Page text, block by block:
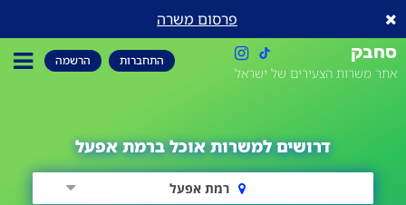
פרסום משרה
סחבק
אתר משרות הצעירים של ישראל
התחברות הרשמה
דרושים למשרות אוכל ברמת אפעל
רמת אפעל